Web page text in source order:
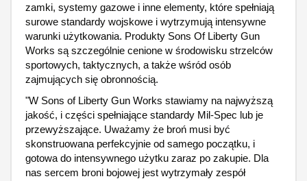
zamki, systemy gazowe i inne elementy, które spełniają
surowe standardy wojskowe i wytrzymują intensywne
warunki użytkowania. Produkty Sons Of Liberty Gun
Works są szczególnie cenione w środowisku strzelców
sportowych, taktycznych, a także wśród osób
zajmujących się obronnością.
"W Sons of Liberty Gun Works stawiamy na najwyższą
jakość, i części spełniające standardy Mil-Spec lub je
przewyższające. Uważamy że broń musi być
skonstruowana perfekcyjnie od samego początku, i
gotowa do intensywnego użytku zaraz po zakupie. Dla
nas sercem broni bojowej jest wytrzymały zespół